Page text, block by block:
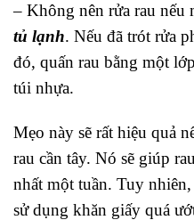
– Không nên rửa rau nếu
tủ lạnh. Nếu đã trót rửa
đó, quấn rau bằng một
túi nhựa.
Mẹo này sẽ rất hiệu quả
rau cần tây. Nó sẽ giúp
nhất một tuần. Tuy
sử dụng khăn giấy quá